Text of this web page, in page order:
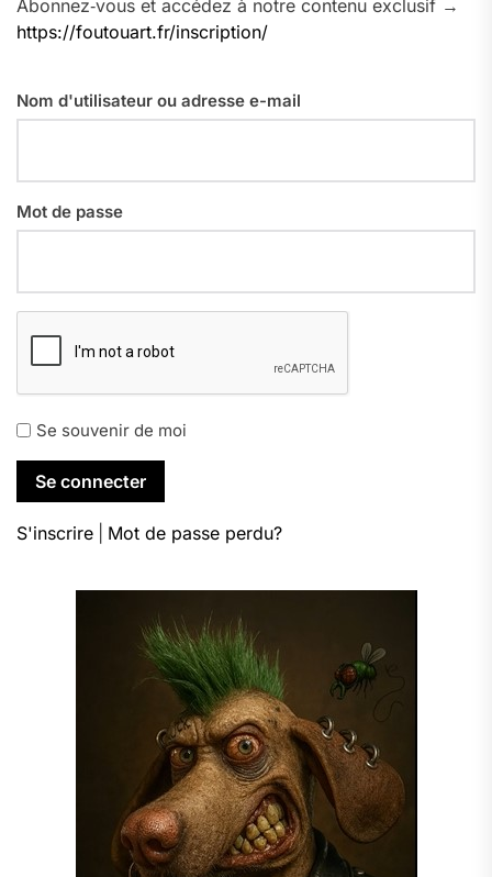
Abonnez‑vous et accédez à notre contenu exclusif →
https://foutouart.fr/inscription/
Nom d'utilisateur ou adresse e-mail
Mot de passe
Se souvenir de moi
S'inscrire Mot de passe perdu?